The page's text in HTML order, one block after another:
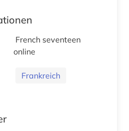
French seventeen
online
Frankreich